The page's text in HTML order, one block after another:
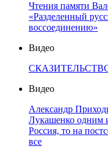
Чтения памяти
«Разделенный
воссоединению»
Видео
СКАЗИТЕЛЬСТВО
Видео
Александр
Лукашенко одним
Россия, то на
все